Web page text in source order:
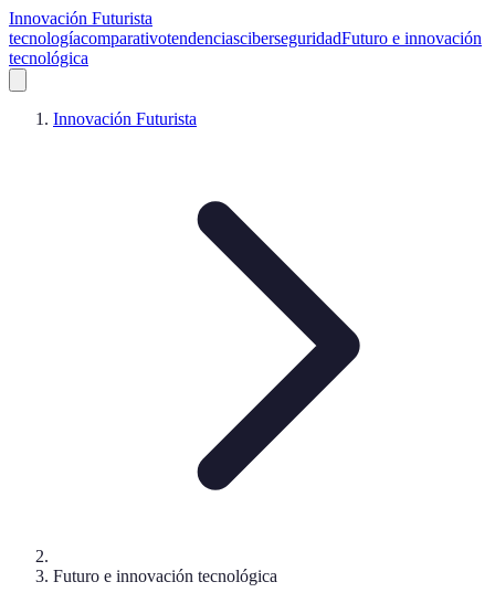
Innovación Futurista
tecnologíacomparativotendenciasciberseguridadFuturo e innovación
tecnológica
Innovación Futurista
Futuro e innovación tecnológica